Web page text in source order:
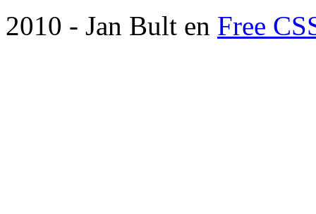
2010 - Jan Bult en Free